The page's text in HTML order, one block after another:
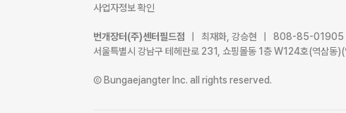
사업자정보 확인
번개장터(주)센터필드점
| 최재화, 강승현 | 808-85-01905
서울특별시 강남구 테헤란로 231, 쇼핑몰동 1층 W124호(역삼동
Ⓒ Bungaejangter Inc. all rights reserved.